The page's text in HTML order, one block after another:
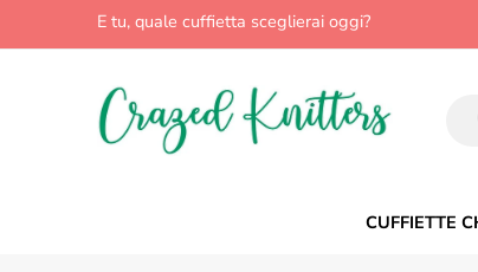
E tu, quale cuffietta sceglierai oggi?
CUFFIETTE